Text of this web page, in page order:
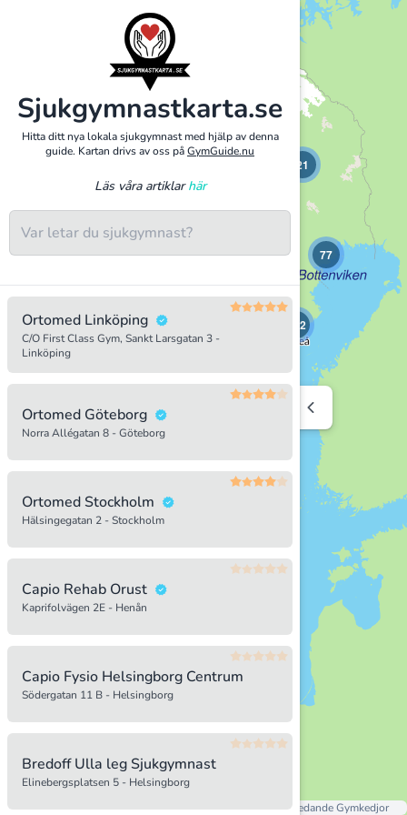
Sjukgymnastkarta.se
Hitta ditt nya lokala sjukgymnast med hjälp av denna
guide. Kartan drivs av oss påGymGuide.nu
Läs våra artiklarhär
Ortomed Linköping
C/O First Class Gym, Sankt Larsgatan 3 -
Linköping
Ortomed Göteborg
Norra Allégatan 8 - Göteborg
Ortomed Stockholm
Hälsingegatan 2 - Stockholm
Capio Rehab Orust
Kaprifolvägen 2E - Henån
Capio Fysio Helsingborg Centrum
Södergatan 11 B - Helsingborg
Bredoff Ulla leg Sjukgymnast
Elinebergsplatsen 5 - Helsingborg
16
19
21
132
77
817
Alla Gym I Sverige Sveriges Ledande Gymkedjor